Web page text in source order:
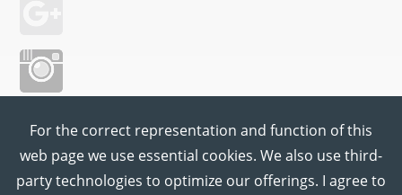
For the correct representation and function of this
web page we use essential cookies. We also use third-
party technologies to optimize our offerings. I agree to